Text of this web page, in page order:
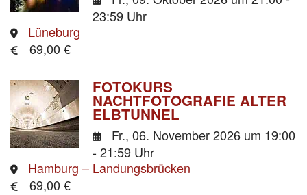
23:59 Uhr
Lüneburg
69,00 €
FOTOKURS
NACHTFOTOGRAFIE ALTER
ELBTUNNEL
Fr., 06. November 2026 um 19:00
- 21:59 Uhr
Hamburg – Landungsbrücken
69,00 €